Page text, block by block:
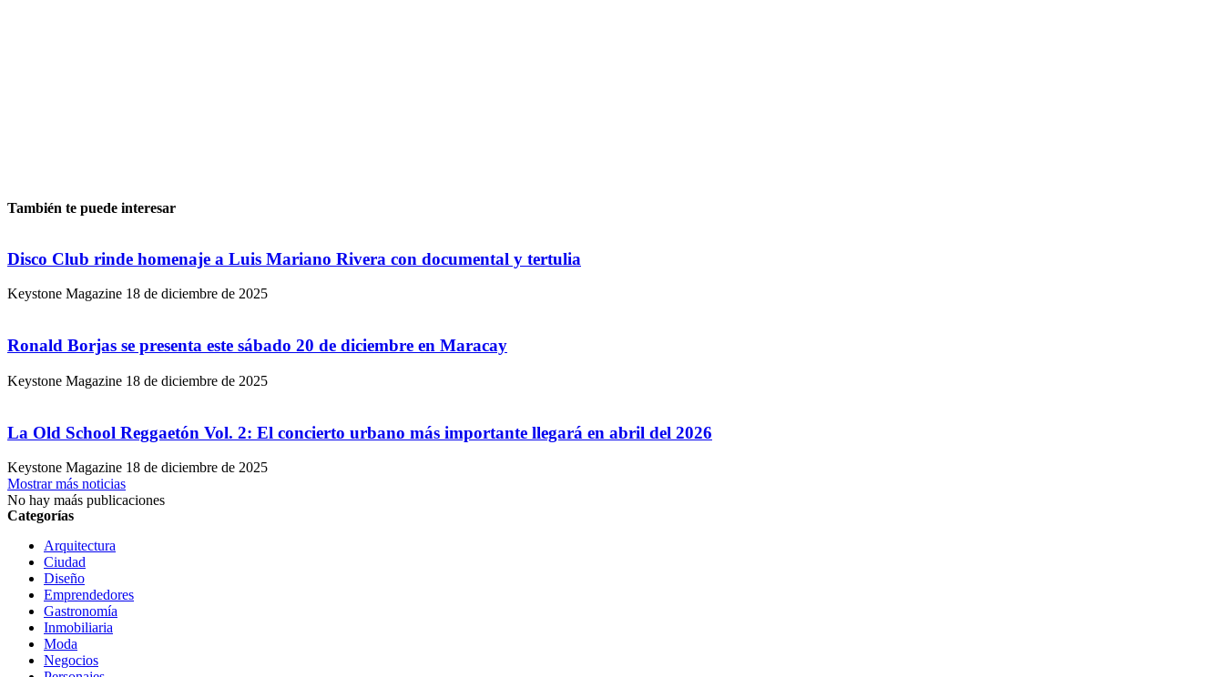
También te puede interesar
Disco Club rinde homenaje a Luis Mariano Rivera con documental y tertulia
Keystone Magazine 18 de diciembre de 2025
Ronald Borjas se presenta este sábado 20 de diciembre en Maracay
Keystone Magazine 18 de diciembre de 2025
La Old School Reggaetón Vol. 2: El concierto urbano más importante llegará en abril del 2026
Keystone Magazine 18 de diciembre de 2025
Mostrar más noticias
No hay maás publicaciones
Categorías
Arquitectura
Ciudad
Diseño
Emprendedores
Gastronomía
Inmobiliaria
Moda
Negocios